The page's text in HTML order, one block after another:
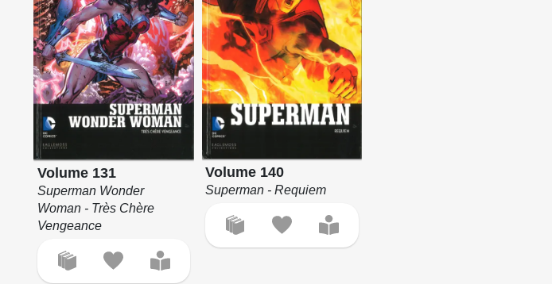
Volume 131
Superman Wonder
Woman - Très Chère
Vengeance
Volume 140
Superman - Requiem